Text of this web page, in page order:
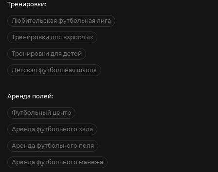
Тренировки:
Любительская футбольная лига
Тренировки для взрослых
Тренировки для детей
Детская футбольная школа
Аренда полей:
Футбольный центр
Аренда футбольного зала
Аренда футбольного поля
Аренда футбольного манежа